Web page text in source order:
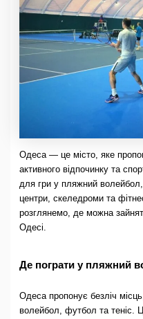
Одеса — це місто, яке
активного відпочинку та
для гри у пляжний
центри, скеледроми та
розглянемо, де можна
Одесі.
Де пограти у пляжний
Одеса пропонує безліч
волейбол, футбол та теніс.